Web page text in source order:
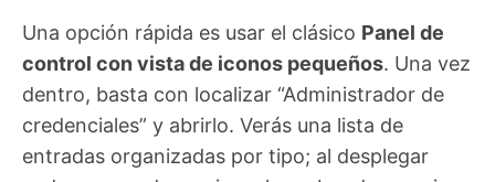
Una opción rápida es usar el clásico Panel de
control con vista de iconos pequeños. Una vez
dentro, basta con localizar “Administrador de
credenciales” y abrirlo. Verás una lista de
entradas organizadas por tipo; al desplegar